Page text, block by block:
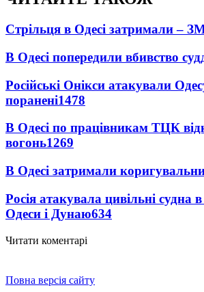
Стрільця в Одесі затримали –
В Одесі попередили вбивство
Російські Онікси атакували
поранені1478
В Одесі по працівникам ТЦК
вогонь1269
В Одесі затримали
Росія атакувала цивільні судна
Одеси і Дунаю634
Читати коментарі
Повна версія сайту